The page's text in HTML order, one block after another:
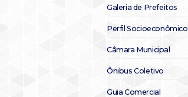
Galeria de Prefeitos
Perfil Socioeconômico
Câmara Municipal
Ônibus Coletivo
Guia Comercial